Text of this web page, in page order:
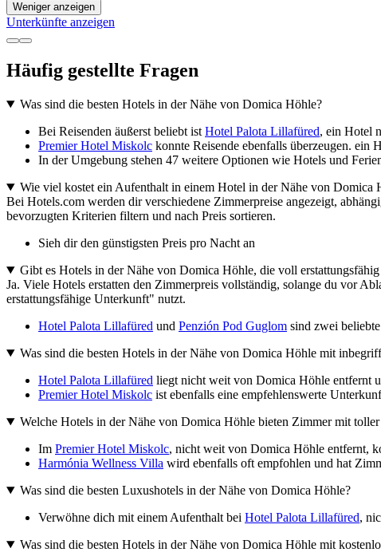
Weniger anzeigen
Unterkünfte anzeigen
Häufig gestellte Fragen
Was sind die besten Hotels in der Nähe von Domica Höhle?
Bei Reisenden äußerst beliebt ist Hotel Palota Lillafüred, ein Hotel
Premier Hotel Miskolc konnte Reisende ebenfalls überzeugen. ein
In der Umgebung stehen 47 weitere Optionen wie Hotels und
Wie viel kostet ein Aufenthalt in einem Hotel in der Nähe von Domica
Bei Hotels.com werden dir verschiedene Zimmerpreise angezeigt,
bevorzugten Kriterien filtern und nach Preis sortieren.
Sieh dir den günstigsten Preis pro Nacht an
Gibt es Hotels in der Nähe von Domica Höhle, die voll erstattungsfähig
Ja. Viele Hotels erstatten den Zimmerpreis vollständig, solange du vor
erstattungsfähige Unterkunft" nutzt.
Hotel Palota Lillafüred und Penzión Pod Guglom sind zwei
Was sind die besten Hotels in der Nähe von Domica Höhle mit
Hotel Palota Lillafüred liegt nicht weit von Domica Höhle entfernt
Premier Hotel Miskolc ist ebenfalls eine empfehlenswerte
Welche Hotels in der Nähe von Domica Höhle bieten Zimmer mit
Im Premier Hotel Miskolc, nicht weit von Domica Höhle entfernt,
Harmónia Wellness Villa wird ebenfalls oft empfohlen und hat
Was sind die besten Luxushotels in der Nähe von Domica Höhle?
Verwöhne dich mit einem Aufenthalt bei Hotel Palota Lillafüred,
Was sind die besten Hotels in der Nähe von Domica Höhle mit